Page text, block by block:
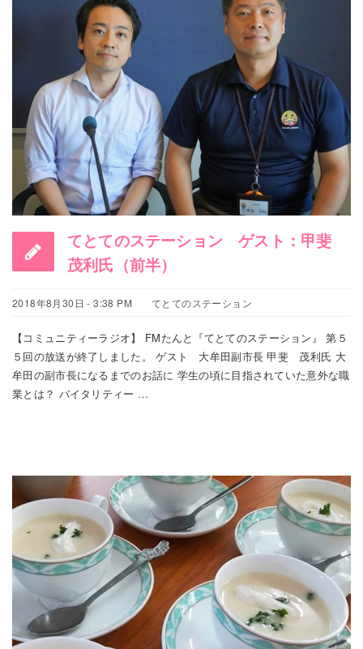
てとてのステーション ゲスト：甲斐
茂利氏（前半）
2018年8月30日 - 3:38 PM てとてのステーション
【コミュニティーラジオ】 FMたんと『てとてのステーション』 第５
５回の放送が終了しました。 ゲスト 大牟田副市長 甲斐 茂利氏 大
牟田の副市長になるまでのお話に 学生の頃に目指されていた意外な職
業とは？ バイタリティー …